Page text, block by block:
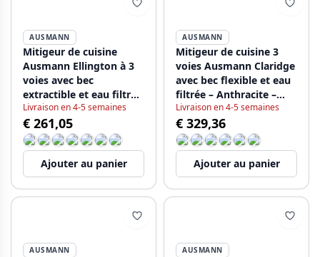
AUSMANN
Mitigeur de cuisine
Ausmann Ellington à 3
voies avec bec
extractible et eau filtrée
– Gun metal -
1208970499
Livraison en 4-5 semaines
€ 261,05
Ajouter au panier
AUSMANN
Mitigeur de cuisine 3
voies Ausmann Claridge
avec bec flexible et eau
filtrée – Anthracite –
1208970500
Livraison en 4-5 semaines
€ 329,36
Ajouter au panier
AUSMANN AUSMANN